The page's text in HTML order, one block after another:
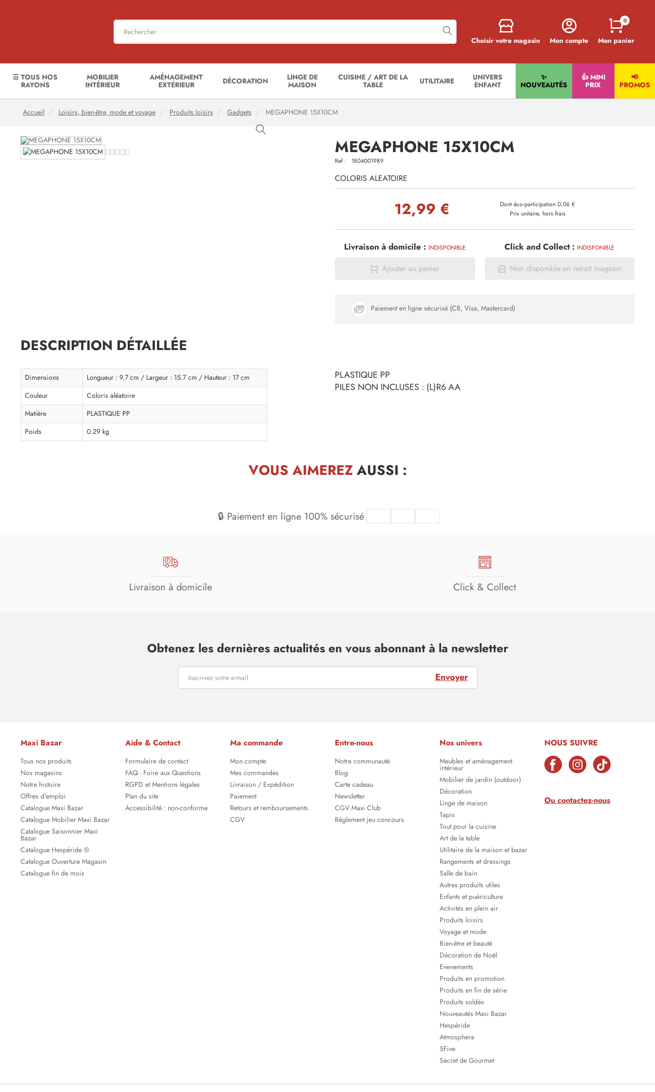
Choisir votre magasin Mon compte Mon panier
0
☰ TOUS NOS
RAYONS
MOBILIER
INTÉRIEUR
AMÉNAGEMENT
EXTÉRIEUR
DÉCORATION
LINGE DE
MAISON
CUISINE / ART DE LA
TABLE
UTILITAIRE
UNIVERS
ENFANT
✨
NOUVEAUTÉS
👍 MINI
PRIX
📢
PROMOS
Accueil Loisirs, bien-être, mode et voyage Produits loisirs Gadgets MEGAPHONE 15X10CM
MEGAPHONE 15X10CM
Ref : 1804001989
COLORIS ALEATOIRE
12,99 €
Dont éco-participation 0,06 €
Prix unitaire, hors frais
Livraison à domicile : INDISPONIBLE
Ajouter au panier
Click and Collect : INDISPONIBLE
Non disponible en retrait magasin
Paiement en ligne sécurisé (CB, Visa, Mastercard)
DESCRIPTION DÉTAILLÉE
Dimensions
Longueur : 9.7 cm / Largeur : 15.7 cm / Hauteur : 17 cm
Couleur
Coloris aléatoire
Matière
PLASTIQUE PP
Poids
0.29 kg
PLASTIQUE PP
PILES NON INCLUSES : (L)R6 AA
VOUS AIMEREZAUSSI :
🔒 Paiement en ligne 100% sécurisé
Livraison à domicile Click & Collect
Obtenez les dernières actualités en vous abonnant à la newsletter
Envoyer
Maxi Bazar
Tous nos produits
Nos magasins
Notre histoire
Offres d'emploi
Catalogue Maxi Bazar
Catalogue Mobilier Maxi Bazar
Catalogue Saisonnier Maxi
Bazar
Catalogue Hespéride ®
Catalogue Ouverture Magasin
Catalogue fin de mois
Aide & Contact
Formulaire de contact
FAQ - Foire aux Questions
RGPD et Mentions légales
Plan du site
Accessibilité : non-conforme
Ma commande
Mon compte
Mes commandes
Livraison / Expédition
Paiement
Retours et remboursements
CGV
Entre-nous
Notre communauté
Blog
Carte cadeau
Newsletter
CGV Maxi Club
Réglement jeu concours
Nos univers
Meubles et aménagement
intérieur
Mobilier de jardin (outdoor)
Décoration
Linge de maison
Tapis
Tout pour la cuisine
Art de la table
Utilitaire de la maison et bazar
Rangements et dressings
Salle de bain
Autres produits utiles
Enfants et puériculture
Activités en plein air
Produits loisirs
Voyage et mode
Bien-être et beauté
Décoration de Noël
Evenements
Produits en promotion
Produits en fin de série
Produits soldés
Nouveautés Maxi Bazar
Hespéride
Atmosphera
5Five
Secret de Gourmet
NOUS SUIVRE
Ou contactez-nous